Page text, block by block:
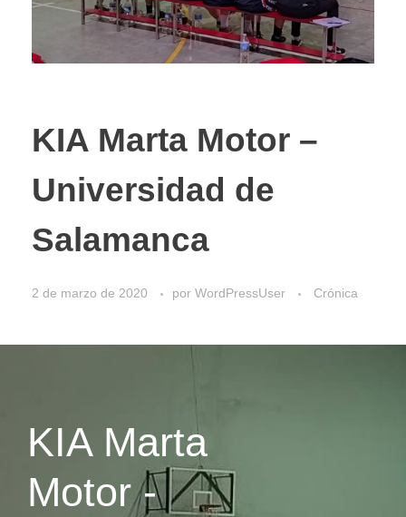
KIA Marta Motor –
Universidad de
Salamanca
2 de marzo de 2020 por WordPressUser Crónica
KIA Marta
Motor -